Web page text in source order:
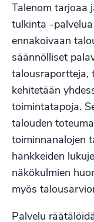
Talenom tarjoaa
tulkinta -
ennakoivaan
säännölliset
talousraportteja,
kehitetään
toimintatapoja.
talouden
toiminnanalojen
hankkeiden
näkökulmien
myös
Palvelu